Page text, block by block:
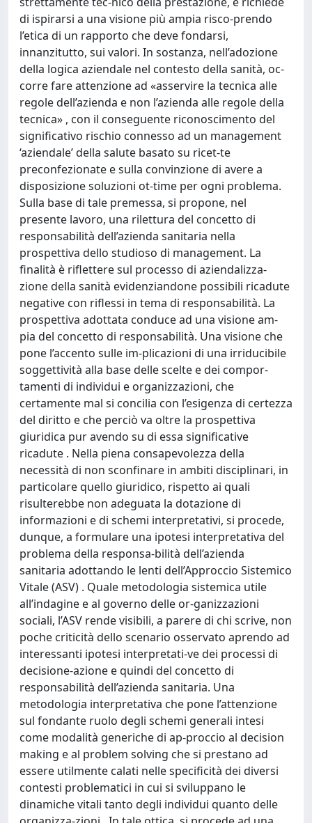
di ispirarsi a una visione più ampia risco-prendo
l’etica di un rapporto che deve fondarsi,
innanzitutto, sui valori. In sostanza, nell’adozione
della logica aziendale nel contesto della sanità, oc-
corre fare attenzione ad «asservire la tecnica alle
regole dell’azienda e non l’azienda alle regole della
tecnica» , con il conseguente riconoscimento del
significativo rischio connesso ad un management
‘aziendale’ della salute basato su ricet-te
preconfezionate e sulla convinzione di avere a
disposizione soluzioni ot-time per ogni problema.
Sulla base di tale premessa, si propone, nel
presente lavoro, una rilettura del concetto di
responsabilità dell’azienda sanitaria nella
prospettiva dello studioso di management. La
finalità è riflettere sul processo di aziendalizza-
zione della sanità evidenziandone possibili ricadute
negative con riflessi in tema di responsabilità. La
prospettiva adottata conduce ad una visione am-
pia del concetto di responsabilità. Una visione che
pone l’accento sulle im-plicazioni di una irriducibile
soggettività alla base delle scelte e dei compor-
tamenti di individui e organizzazioni, che
certamente mal si concilia con l’esigenza di certezza
del diritto e che perciò va oltre la prospettiva
giuridica pur avendo su di essa significative
ricadute . Nella piena consapevolezza della
necessità di non sconfinare in ambiti disciplinari, in
particolare quello giuridico, rispetto ai quali
risulterebbe non adeguata la dotazione di
informazioni e di schemi interpretativi, si procede,
dunque, a formulare una ipotesi interpretativa del
problema della responsa-bilità dell’azienda
sanitaria adottando le lenti dell’Approccio Sistemico
Vitale (ASV) . Quale metodologia sistemica utile
all’indagine e al governo delle or-ganizzazioni
sociali, l’ASV rende visibili, a parere di chi scrive, non
poche criticità dello scenario osservato aprendo ad
interessanti ipotesi interpretati-ve dei processi di
decisione-azione e quindi del concetto di
responsabilità dell’azienda sanitaria. Una
metodologia interpretativa che pone l’attenzione
sul fondante ruolo degli schemi generali intesi
come modalità generiche di ap-proccio al decision
making e al problem solving che si prestano ad
essere utilmente calati nelle specificità dei diversi
contesti problematici in cui si sviluppano le
dinamiche vitali tanto degli individui quanto delle